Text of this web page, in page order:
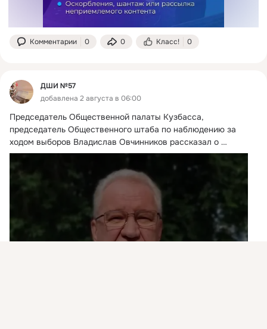
Комментарии 0 0 Класс! 0
ДШИ №57
добавлена 2 августа в 06:00
Председатель Общественной палаты Кузбасса,
председатель Общественного штаба по наблюдению за
ходом выборов Владислав Овчинников рассказал о
кандидатах, которые будут участвовать в выборах
депутатов Государственной Думы IX созыва.